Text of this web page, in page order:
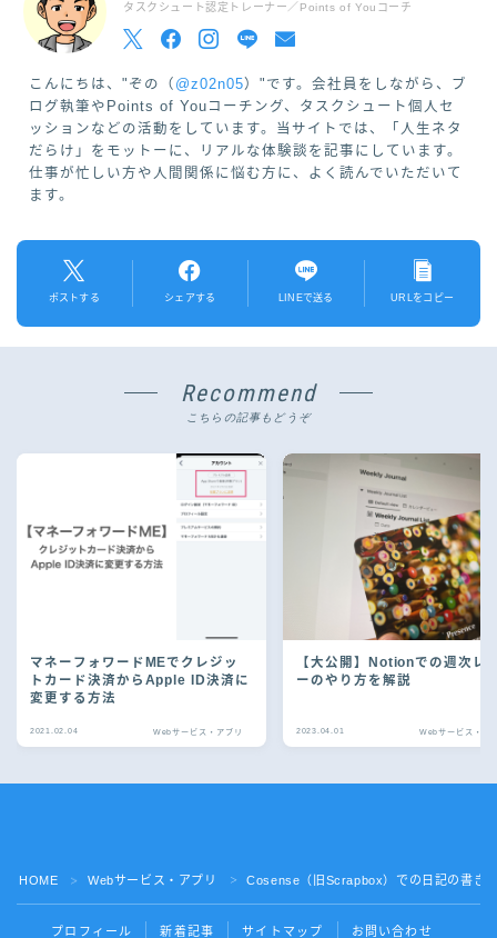
タスクシュート認定トレーナー／Points of Youコーチ
こんにちは、"ぞの（ @z02n05）"です。会社員をしながら、ブ
ログ執筆やPoints of Youコーチング、タスクシュート個人セ
ッションなどの活動をしています。当サイトでは、「人生ネタ
だらけ」をモットーに、リアルな体験談を記事にしています。
仕事が忙しい方や人間関係に悩む方に、よく読んでいただいて
ます。
ポストする シェアする LINEで送る URLをコピー
Recommend
こちらの記事もどうぞ
マネーフォワードMEでクレジッ
トカード決済からApple ID決済に
変更する方法
2021.02.04 Webサービス・アプリ
【大公開】Notionでの週次レ
ーのやり方を解説
2023.04.01 Webサービス・ア
HOME ＞ Webサービス・アプリ ＞ Cosense（旧Scrapbox）での日記の書き
プロフィール 新着記事 サイトマップ お問い合わせ